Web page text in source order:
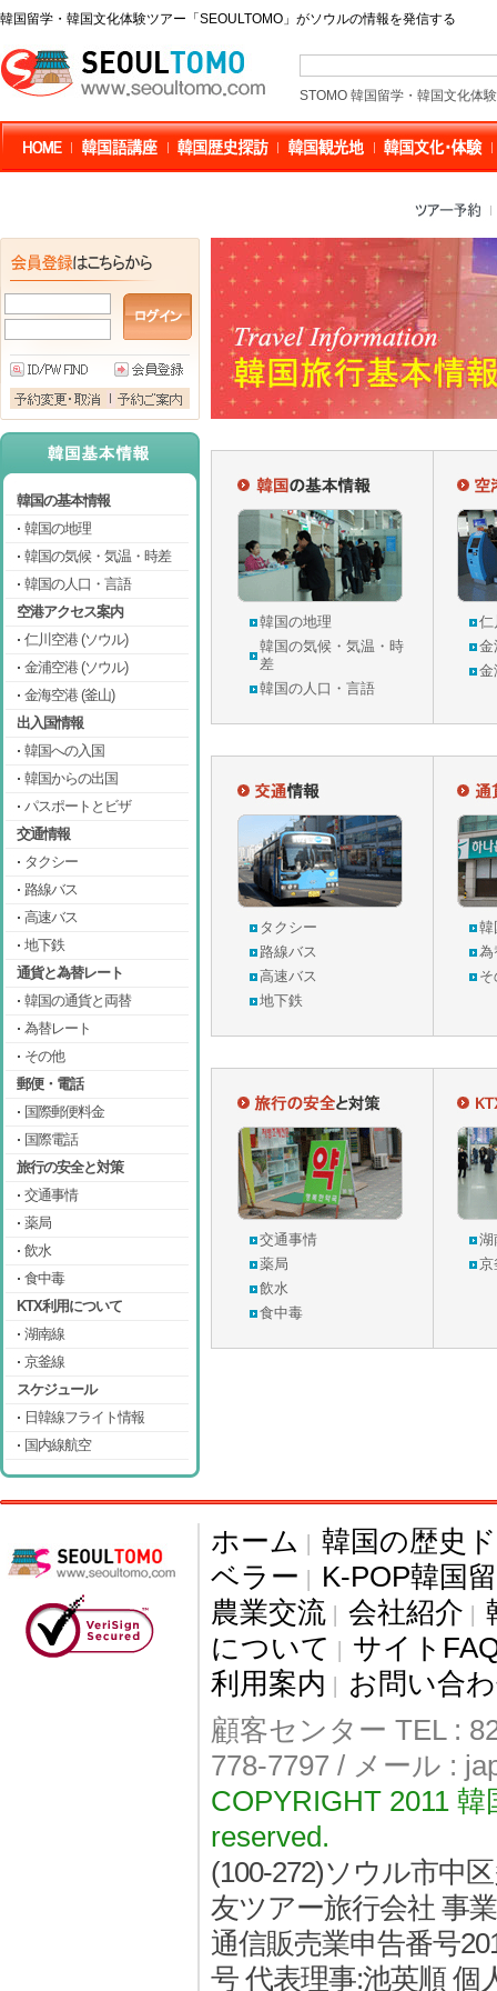
韓国留学・韓国文化体験ツアー「SEOULTOMO」がソウルの情報を発信する
STOMO 韓国留学・韓国文化体
韓国の基本情報
韓国の地理
韓国の気候・気温・時差
韓国の人口・言語
空港アクセス案内
仁川空港 (ソウル)
金浦空港 (ソウル)
金海空港 (釜山)
出入国情報
韓国への入国
韓国からの出国
パスポートとビザ
交通情報
タクシー
路線バス
高速バス
地下鉄
通貨と為替レート
韓国の通貨と両替
為替レート
その他
郵便・電話
国際郵便料金
国際電話
旅行の安全と対策
交通事情
薬局
飲水
食中毒
KTX利用について
湖南線
京釜線
スケジュール
日韓線フライト情報
国内線航空
韓国の地理
韓国の気候・気温・時
差
韓国の人口・言語
仁
金
金
タクシー
路線バス
高速バス
地下鉄
韓
為
そ
交通事情
薬局
飲水
食中毒
湖
京
ホーム | 韓国の歴史
ベラー | K-POP韓国
農業交流 | 会社紹介 |
について | サイト
利用案内 | お問い合
顧客センター TEL :
778-7797 / メール :
COPYRIGHT 2011
reserved.
(100-272)ソウル市中
友ツアー旅行会社 事
通信販売業申告番号
号 代表理事:池英順 個